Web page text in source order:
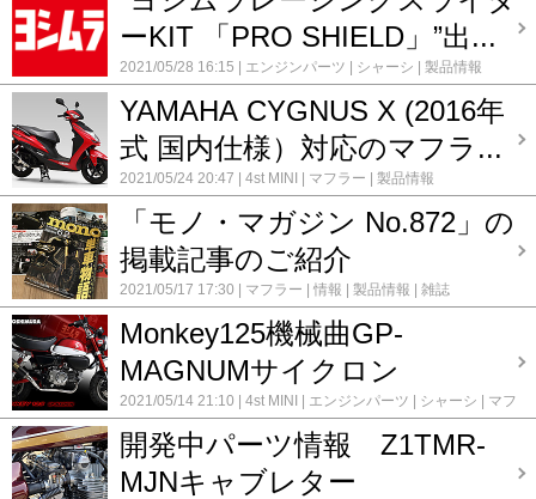
ーKIT 「PRO SHIELD」”出...
2021/05/28 16:15 エンジンパーツ シャーシ 製品情報
YAMAHA CYGNUS X (2016年
式 国内仕様）対応のマフラ...
2021/05/24 20:47 4st MINI マフラー 製品情報
「モノ・マガジン No.872」の
掲載記事のご紹介
2021/05/17 17:30 マフラー 情報 製品情報 雑誌
Monkey125機械曲GP-
MAGNUMサイクロン
2021/05/14 21:10 4st MINI エンジンパーツ シャーシ
マフ
ラー
製品情報
開発中パーツ情報 Z1TMR-
MJNキャブレター